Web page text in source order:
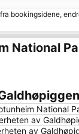
bookingsidene,
National
National
av
av